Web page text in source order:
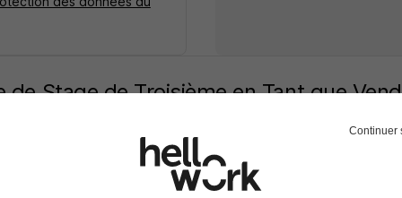
de Stage de Troisième en Tant que
à découvrir sur stages.bourgognefranchecomte.fr
Temps partiel
Continuer